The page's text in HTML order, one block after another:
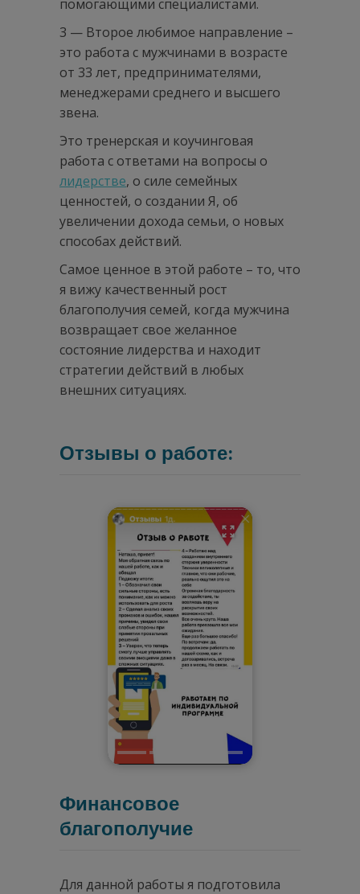
помогающими специалистами.
3 — Второе любимое направление –
это работа с мужчинами в возрасте
от 33 лет, предпринимателями,
менеджерами среднего и высшего
звена.
Это тренерская и коучинговая
работа с ответами на вопросы о
лидерстве, о силе семейных
ценностей, о создании Я, об
увеличении дохода семьи, о новых
способах действий.
Самое ценное в этой работе – то, что
я вижу качественный рост
благополучия семей, когда мужчина
возвращает свое желанное
состояние лидерства и находит
стратегии действий в любых
внешних ситуациях.
Отзывы о работе:
Финансовое
благополучие
Для данной работы я подготовила